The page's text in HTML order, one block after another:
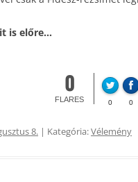
is előre…
0
FLARES 0 0
8. | Kategória:Vélemény